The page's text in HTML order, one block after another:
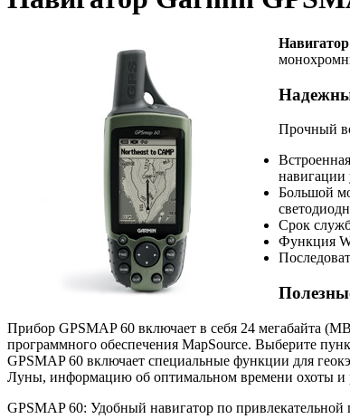
Прочный
навигации
Большой
Срок
Функция
Прибор GPSMAP 60 включает в себя 24 мегабайта
программного обеспечения MapSource. Выберите
GPSMAP 60 включает специальные функции для
Луны, информацию об оптимальном времени охоты и
GPSMAP 60: Удобный навигатор по привлекательной